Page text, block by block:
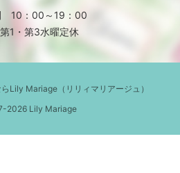
10：00～19：00
1・第3水曜定休
2026 Lily Mariage
Lily Mariage（リリィマリアージュ）